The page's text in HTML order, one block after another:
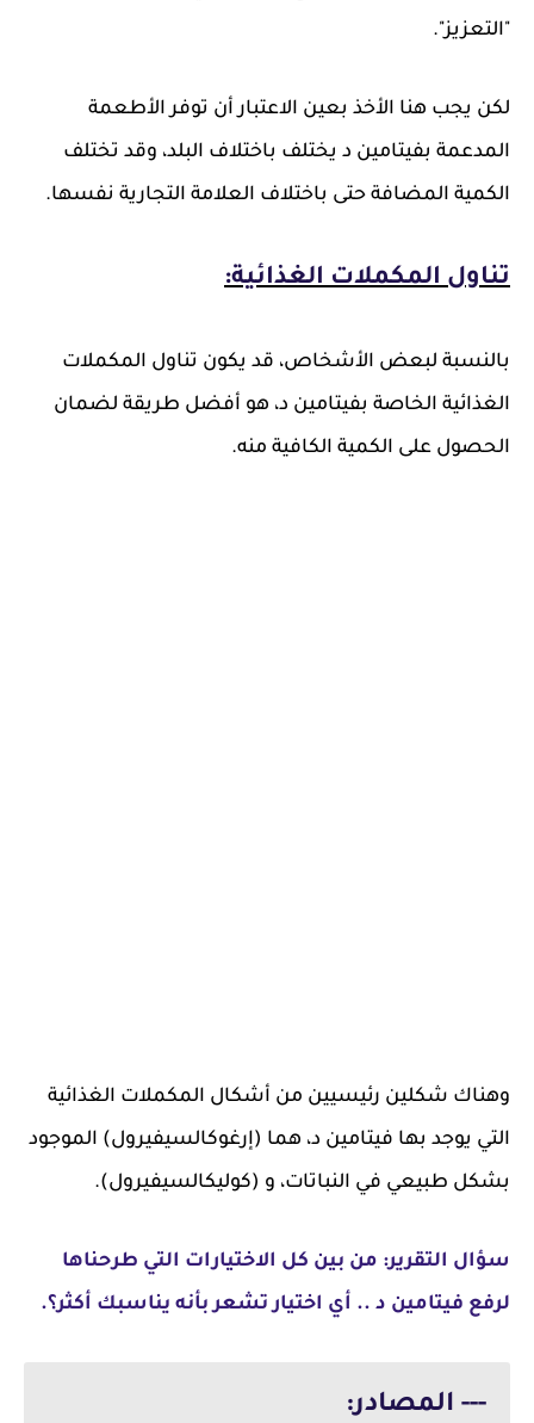
"التعزيز".
لكن يجب هنا الأخذ بعين الاعتبار أن توفر الأطعمة
المدعمة بفيتامين د يختلف باختلاف البلد، وقد تختلف
الكمية المضافة حتى باختلاف العلامة التجارية نفسها.
تناول المكملات الغذائية:
بالنسبة لبعض الأشخاص، قد يكون تناول المكملات
الغذائية الخاصة بفيتامين د، هو أفضل طريقة لضمان
الحصول على الكمية الكافية منه.
وهناك شكلين رئيسيين من أشكال المكملات الغذائية
التي يوجد بها فيتامين د، هما (إرغوكالسيفيرول) الموجود
بشكل طبيعي في النباتات، و (كوليكالسيفيرول).
سؤال التقرير: من بين كل الاختيارات التي طرحناها
لرفع فيتامين د .. أي اختيار تشعر بأنه يناسبك أكثر؟.
--- المصادر: